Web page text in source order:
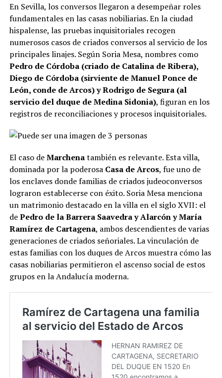
En Sevilla, los conversos llegaron a desempeñar roles
fundamentales en las casas nobiliarias. En la ciudad
hispalense, las pruebas inquisitoriales recogen
numerosos casos de criados conversos al servicio de los
principales linajes. Según Soria Mesa, nombres como
Pedro de Córdoba (criado de Catalina de Ribera),
Diego de Córdoba (sirviente de Manuel Ponce de
León, conde de Arcos) y Rodrigo de Segura (al
servicio del duque de Medina Sidonia), figuran en los
registros de reconciliaciones y procesos inquisitoriales.
El caso deMarchenatambién es relevante. Esta villa,
dominada por la poderosa Casa de Arcos, fue uno de
los enclaves donde familias de criados judeoconversos
lograron establecerse con éxito. Soria Mesa menciona
un matrimonio destacado en la villa en el siglo XVII: el
dePedro de la Barrera Saavedra y Alarcón y María
Ramírez de Cartagena, ambos descendientes de varias
generaciones de criados señoriales. La vinculación de
estas familias con los duques de Arcos muestra cómo las
casas nobiliarias permitieron el ascenso social de estos
grupos en la Andalucía moderna.